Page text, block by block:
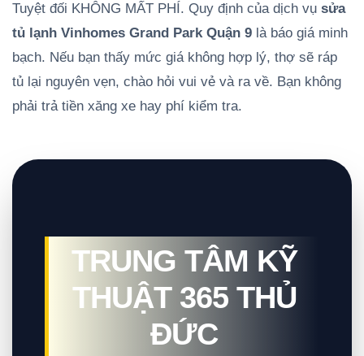
Tuyệt đối KHÔNG MẤT PHÍ. Quy định của dịch vụ sửa
tủ lạnh Vinhomes Grand Park Quận 9 là báo giá minh
bạch. Nếu bạn thấy mức giá không hợp lý, thợ sẽ ráp
tủ lại nguyên vẹn, chào hỏi vui vẻ và ra về. Bạn không
phải trả tiền xăng xe hay phí kiểm tra.
TRUNG TÂM KỸ
THUẬT 365 THỦ
ĐỨC